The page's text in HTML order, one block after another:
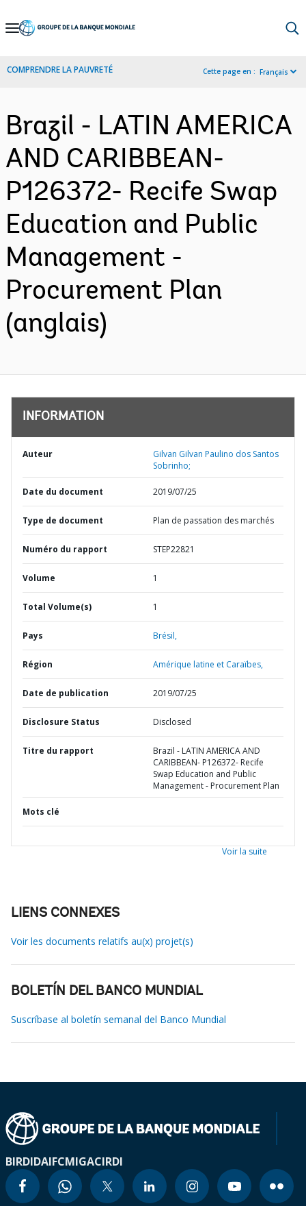
Skip
Navigation
COMPRENDRE LA PAUVRETÉ Cette page en : Français
Brazil - LATIN AMERICA
AND CARIBBEAN-
P126372- Recife Swap
Education and Public
Management -
Procurement Plan
(anglais)
INFORMATION
Auteur
Gilvan Gilvan Paulino dos Santos
Sobrinho;
Date du document 2019/07/25
Type de document Plan de passation des marchés
Numéro du rapport STEP22821
Volume 1
Total Volume(s) 1
Pays Brésil,
Région Amérique latine et Caraïbes,
Date de publication 2019/07/25
Disclosure Status Disclosed
Titre du rapport
Brazil - LATIN AMERICA AND
CARIBBEAN- P126372- Recife
Swap Education and Public
Management - Procurement Plan
Mots clé
Voir la suite
LIENS CONNEXES
Voir les documents relatifs au(x) projet(s)
BOLETÍN DEL BANCO MUNDIAL
Suscríbase al boletín semanal del Banco Mundial
BIRDIDAIFCMIGACIRDI